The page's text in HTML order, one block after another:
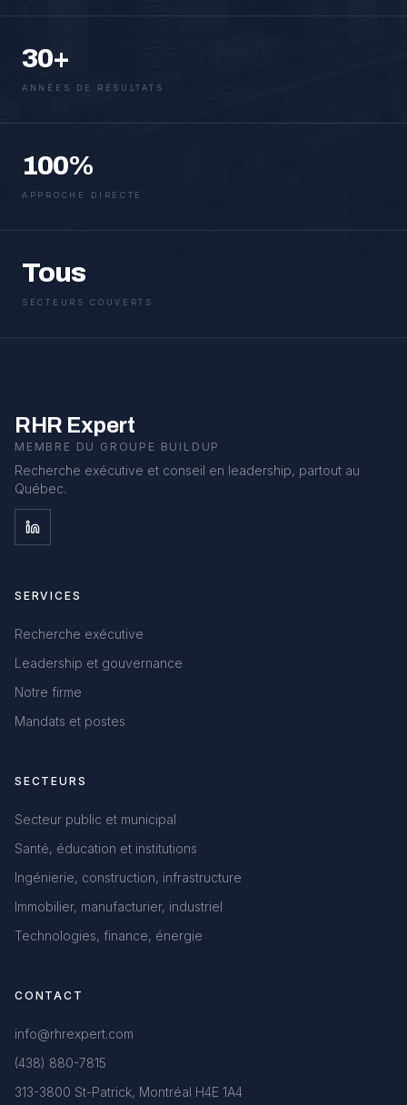
30+
ANNÉES DE RÉSULTATS
100%
APPROCHE DIRECTE
Tous
SECTEURS COUVERTS
RHR Expert
MEMBRE DU GROUPE BUILDUP
Recherche exécutive et conseil en leadership, partout au
Québec.
SERVICES
Recherche exécutive
Leadership et gouvernance
Notre firme
Mandats et postes
SECTEURS
Secteur public et municipal
Santé, éducation et institutions
Ingénierie, construction, infrastructure
Immobilier, manufacturier, industriel
Technologies, finance, énergie
CONTACT
info@rhrexpert.com
(438) 880-7815
313-3800 St-Patrick, Montréal H4E 1A4